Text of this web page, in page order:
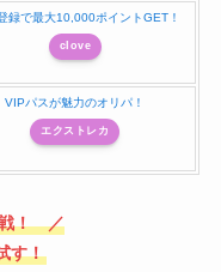
録で最大10,000ポイントGET！
clove
VIPパスが魅力のオリパ！
エクストレカ
！ ／
す！